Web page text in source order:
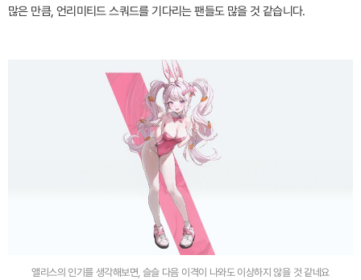
많은 만큼, 언리미티드 스쿼드를 기다리는 팬들도 많을 것 같습니다.
앨리스의 인기를 생각해보면, 슬슬 다음 이격이 나와도 이상하지 않을 것 같네요